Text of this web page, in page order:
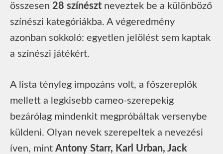
összesen 28 színészt neveztek be a különböző
színészi kategóriákba. A végeredmény
azonban sokkoló: egyetlen jelölést sem kaptak
a színészi játékért.
A lista tényleg impozáns volt, a főszereplők
mellett a legkisebb cameo-szerepekig
bezárólag mindenkit megpróbáltak versenybe
küldeni. Olyan nevek szerepeltek a nevezési
íven, mint Antony Starr, Karl Urban, Jack